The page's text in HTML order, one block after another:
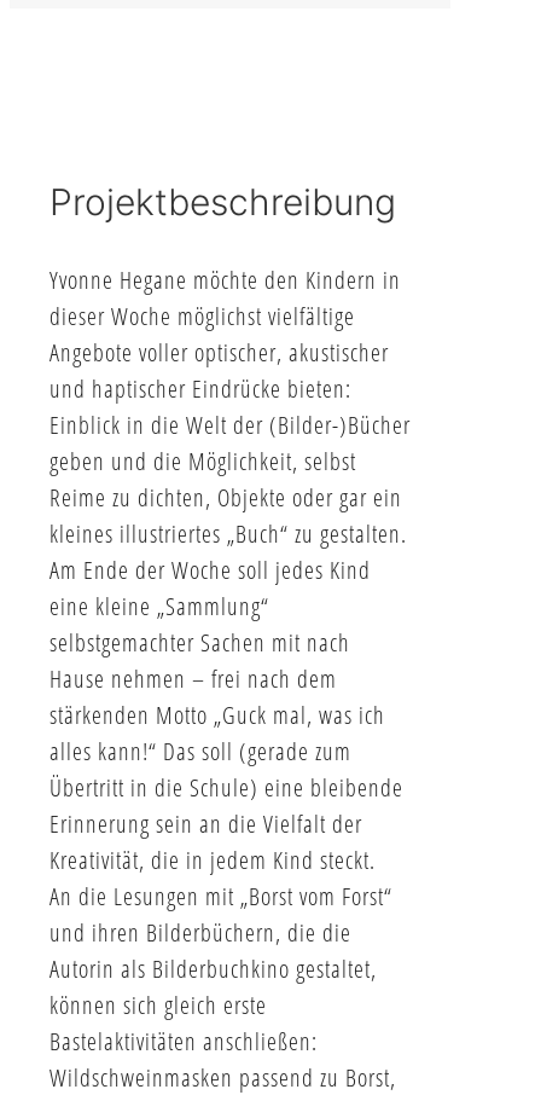
Projektbeschreibung
Yvonne Hegane möchte den Kindern in
dieser Woche möglichst vielfältige
Angebote voller optischer, akustischer
und haptischer Eindrücke bieten:
Einblick in die Welt der (Bilder-)Bücher
geben und die Möglichkeit, selbst
Reime zu dichten, Objekte oder gar ein
kleines illustriertes „Buch“ zu gestalten.
Am Ende der Woche soll jedes Kind
eine kleine „Sammlung“
selbstgemachter Sachen mit nach
Hause nehmen – frei nach dem
stärkenden Motto „Guck mal, was ich
alles kann!“ Das soll (gerade zum
Übertritt in die Schule) eine bleibende
Erinnerung sein an die Vielfalt der
Kreativität, die in jedem Kind steckt.
An die Lesungen mit „Borst vom Forst“
und ihren Bilderbüchern, die die
Autorin als Bilderbuchkino gestaltet,
können sich gleich erste
Bastelaktivitäten anschließen:
Wildschweinmasken passend zu Borst,